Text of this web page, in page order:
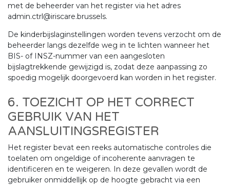
met de beheerder van het register via het adres
admin.ctrl@iriscare.brussels.
De kinderbijslaginstellingen worden tevens verzocht om de
beheerder langs dezelfde weg in te lichten wanneer het
BIS- of INSZ-nummer van een aangesloten
bijslagtrekkende gewijzigd is, zodat deze aanpassing zo
spoedig mogelijk doorgevoerd kan worden in het register.
6. TOEZICHT OP HET CORRECT
GEBRUIK VAN HET
AANSLUITINGSREGISTER
Het register bevat een reeks automatische controles die
toelaten om ongeldige of incoherente aanvragen te
identificeren en te weigeren. In deze gevallen wordt de
gebruiker onmiddellijk op de hoogte gebracht via een